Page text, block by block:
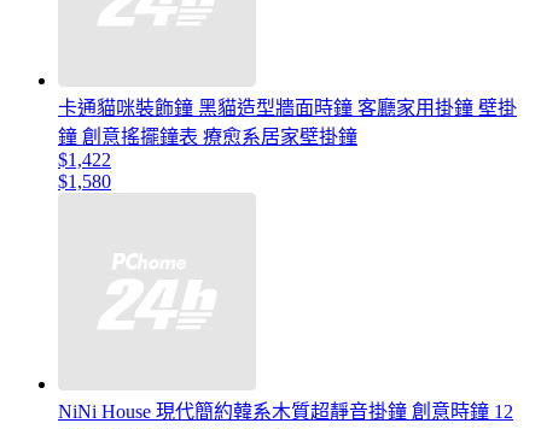
卡通貓咪裝飾鐘 黑貓造型牆面時鐘 客廳家用掛鐘 壁掛
鐘 創意搖擺鐘表 療愈系居家壁掛鐘
$1,422
$1,580
NiNi House 現代簡約韓系木質超靜音掛鐘 創意時鐘 12